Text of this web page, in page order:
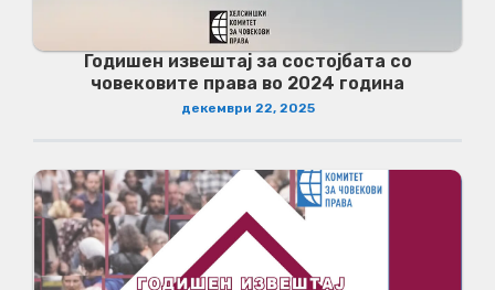
Годишен извештај за состојбата со
човековите права во 2024 година
декември 22, 2025